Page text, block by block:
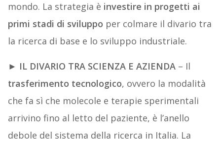
mondo. La strategia è investire in progetti ai
primi stadi di sviluppo per colmare il divario tra
la ricerca di base e lo sviluppo industriale.
► IL DIVARIO TRA SCIENZA E AZIENDA– Il
trasferimento tecnologico, ovvero la modalità
che fa sì che molecole e terapie sperimentali
arrivino fino al letto del paziente, è l’anello
debole del sistema della ricerca in Italia. La